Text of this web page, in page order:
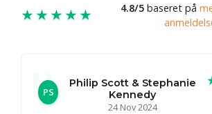
★★★★★ 4.8/5 baseret på
PS
Philip Scott & Stephanie
Kennedy
24 Nov 2024